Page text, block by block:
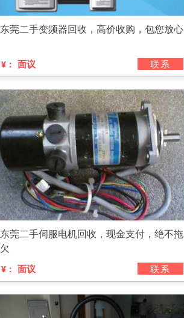
东莞二手变频器回收，高价收购，包您放心
¥： 面议 联系
东莞二手伺服电机回收，现金支付，绝不拖
欠
¥： 面议 联系